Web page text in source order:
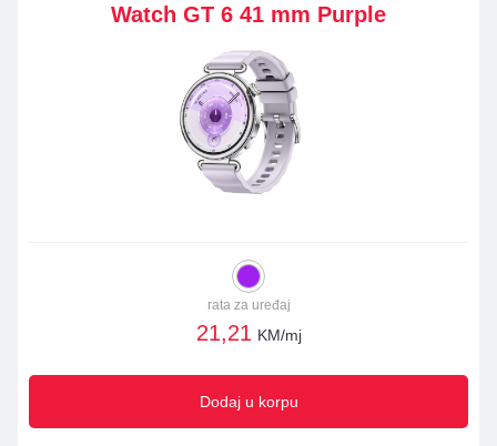
Watch GT 6 41 mm Purple
rata za uređaj
21,21 KM/mj
Dodaj u korpu